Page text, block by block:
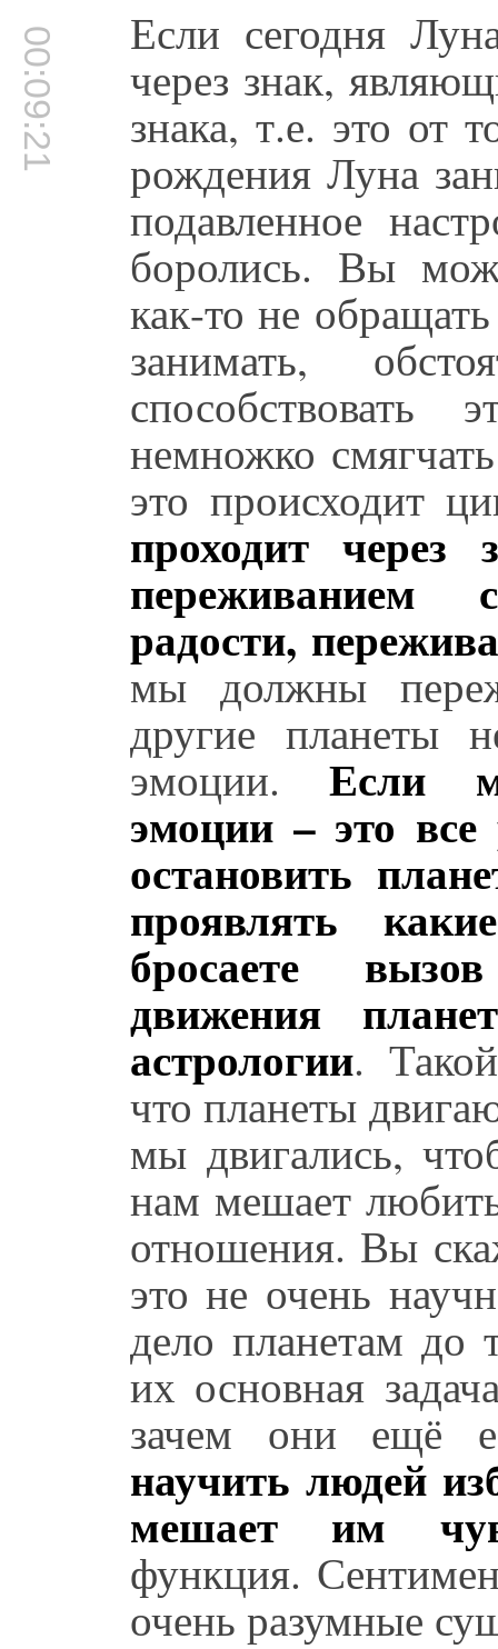
00:09:21 Если сегодня
через знак,
знака, т.е. это от
рождения Луна
подавленное
боролись. Вы
как-то не
занимать,
немножко
это происходит
проходит через
переживанием
радости,
мы должны
другие планеты
эмоции.Если
эмоции – это
остановить
проявлять
бросаете
движения
астрологии.
что планеты
мы двигались,
нам мешает
отношения. Вы
это не очень
дело планетам
их основная
зачем они ещё
научить людей
мешает им
функция.
очень разумные